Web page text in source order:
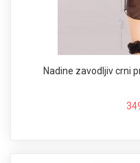
Nadine zavodljiv crni